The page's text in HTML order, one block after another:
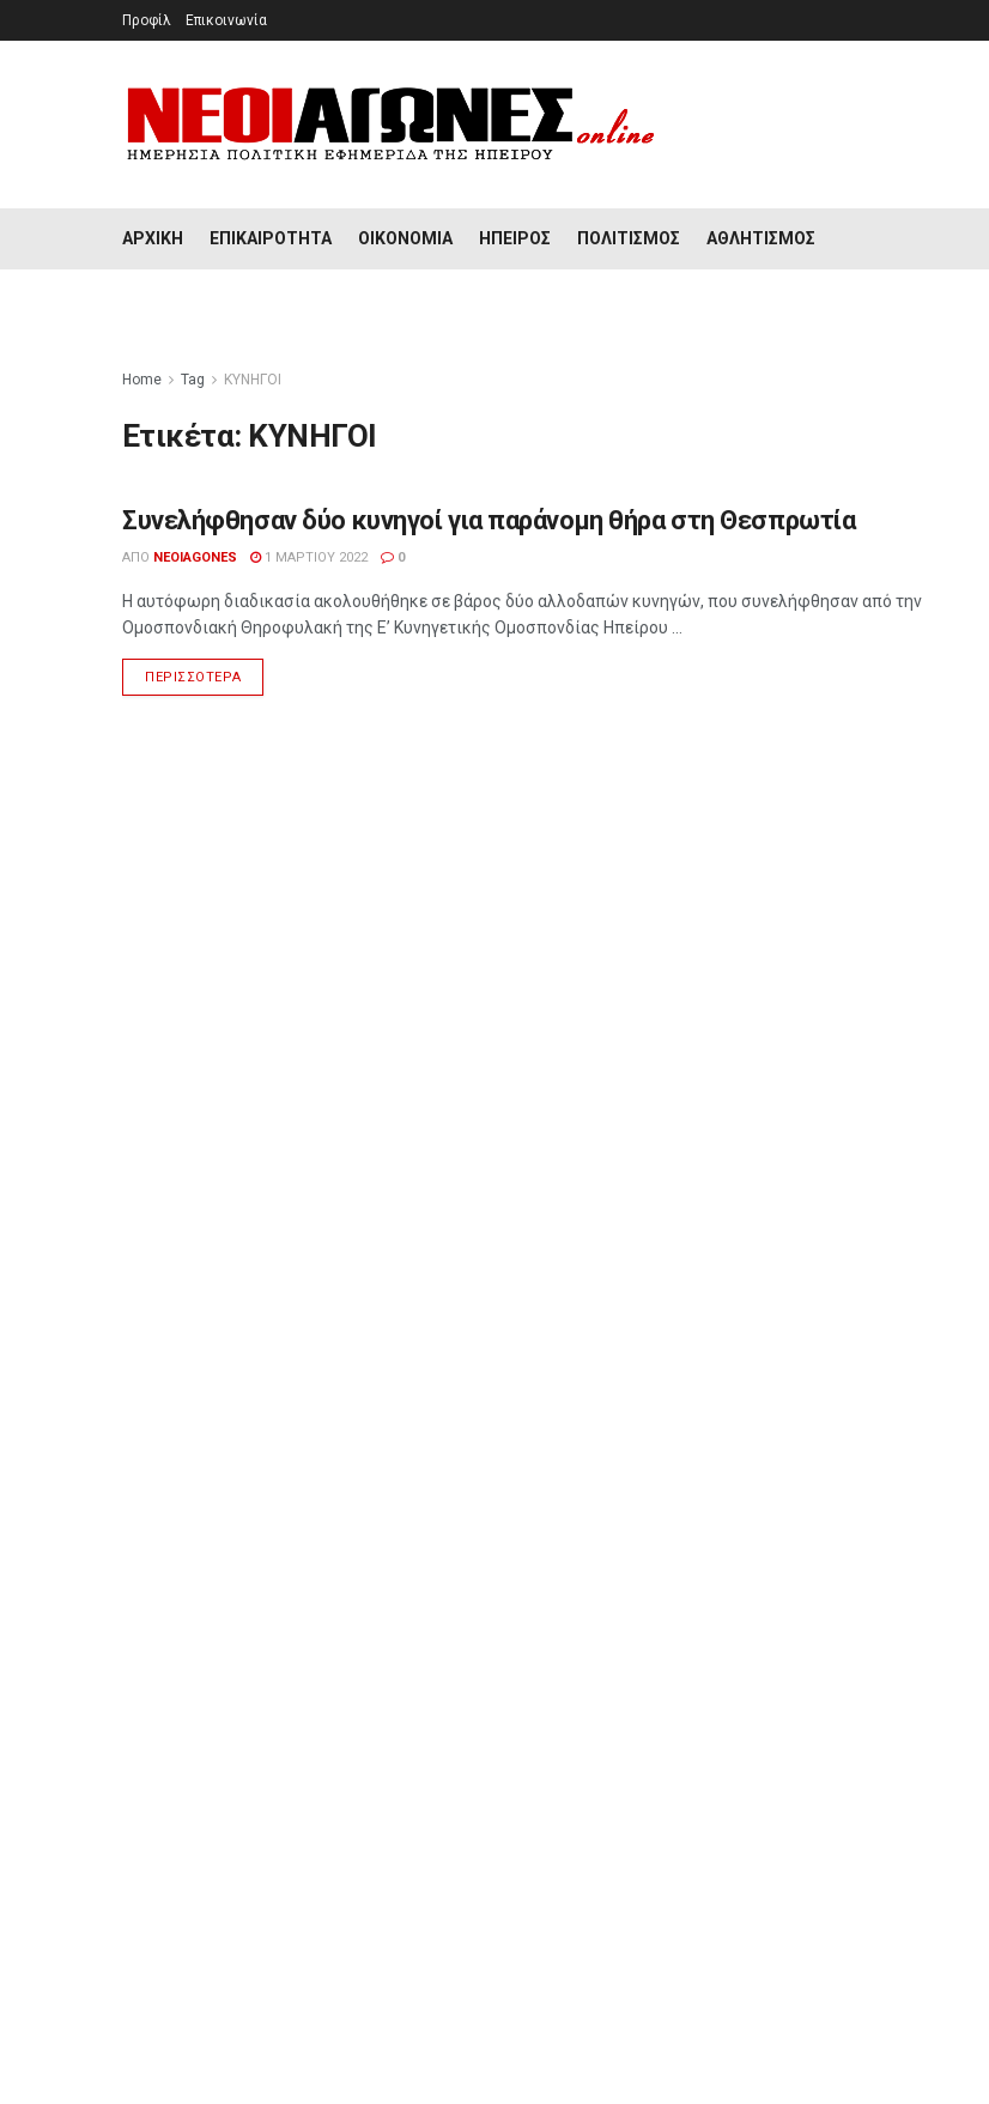
Προφίλ Επικοινωνία
ΑΡΧΙΚΉ ΕΠΙΚΑΙΡΌΤΗΤΑ ΟΙΚΟΝΟΜΊΑ ΉΠΕΙΡΟΣ ΠΟΛΙΤΙΣΜΌΣ ΑΘΛΗΤΙΣΜΌΣ
Home Tag ΚΥΝΗΓΟΙ
Ετικέτα: ΚΥΝΗΓΟΙ
ΉΠΕΙΡΟΣ
Συνελήφθησαν δύο κυνηγοί για παράνομη θήρα στη Θεσπρωτία
ΑΠΌ NEOIAGONES 1 ΜΑΡΤΊΟΥ 2022 0
Η αυτόφωρη διαδικασία ακολουθήθηκε σε βάρος δύο αλλοδαπών κυνηγών, που συνελήφθησαν από την
Ομοσπονδιακή Θηροφυλακή της Ε’ Κυνηγετικής Ομοσπονδίας Ηπείρου ...
ΠΕΡΙΣΣΌΤΕΡΑ